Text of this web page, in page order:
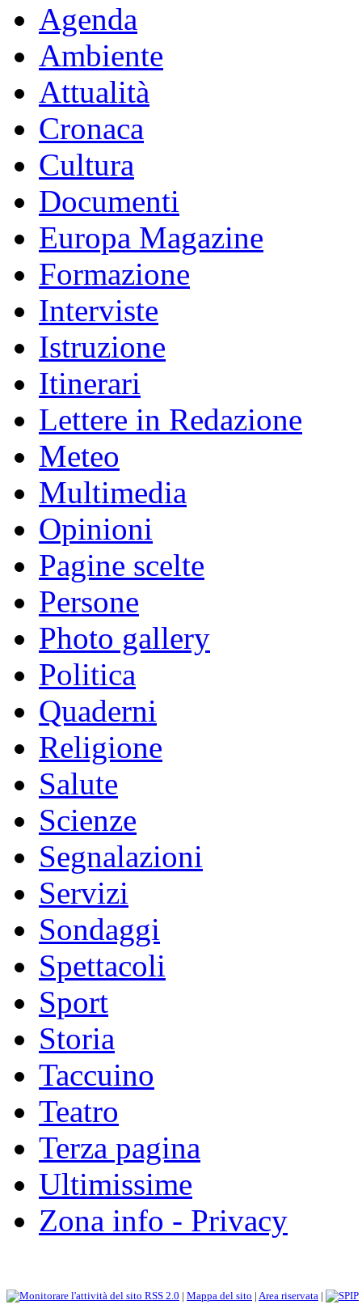
Agenda
Ambiente
Attualità
Cronaca
Cultura
Documenti
Europa Magazine
Formazione
Interviste
Istruzione
Itinerari
Lettere in Redazione
Meteo
Multimedia
Opinioni
Pagine scelte
Persone
Photo gallery
Politica
Quaderni
Religione
Salute
Scienze
Segnalazioni
Servizi
Sondaggi
Spettacoli
Sport
Storia
Taccuino
Teatro
Terza pagina
Ultimissime
Zona info - Privacy
RSS 2.0 | Mappa del sito | Area riservata |